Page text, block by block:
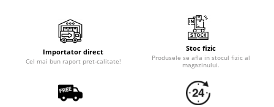
Cap minirosa
Cap orhidee phalaenopsis
Importator direct
Cel mai bun raport pret-calitate!
Stoc fizic
Produsele se afla in stocul fizic al
magazinului.